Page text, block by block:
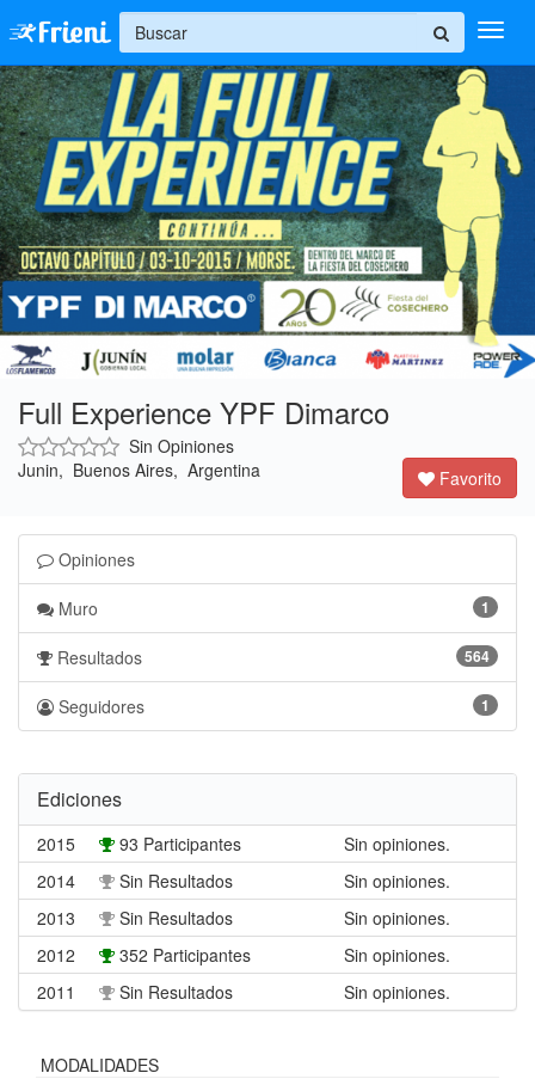
Ingresar
Inicio
Ayuda
+
Full Experience YPF Dimarco
Sin Opiniones
Junin, Buenos Aires, Argentina
Favorito
Opiniones
1
Muro
564
Resultados
1
Seguidores
Ediciones
2015 93 Participantes
Sin opiniones.
2014
Sin Resultados
Sin opiniones.
2013
Sin Resultados
Sin opiniones.
2012
352 Participantes
Sin opiniones.
2011
Sin Resultados Sin opiniones.
MODALIDADES